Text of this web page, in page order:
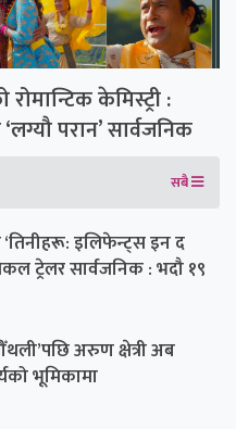
केमिस्ट्री :
परान’ सार्वजनिक
सबै
इलिफेन्ट्स इन द
ट्रेलर सार्वजनिक : भदौ १९
अरुण क्षेत्री अब
भूमिकामा